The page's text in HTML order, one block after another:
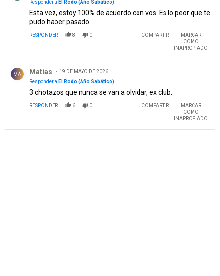
Responder a El Rodo (Año Sabático)
Esta vez, estoy 100% de acuerdo con vos. Es lo peor que te
pudo haber pasado
RESPONDER 8 0 COMPARTIR
MARCAR
COMO
INAPROPIADO
MA Matías
19 DE MAYO DE 2026
Responder a El Rodo (Año Sabático)
3 chotazos que nunca se van a olvidar, ex club.
RESPONDER 6 0 COMPARTIR
MARCAR
COMO
INAPROPIADO